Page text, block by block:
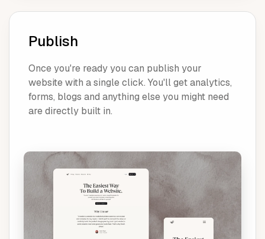
Publish
Once you're ready you can publish your
website with a single click. You'll get analytics,
forms, blogs and anything else you might need
are directly built in.